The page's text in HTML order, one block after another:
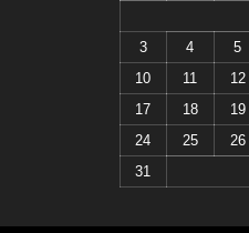
3
4 5
10
11 12
17
18 19
24
25 26
31